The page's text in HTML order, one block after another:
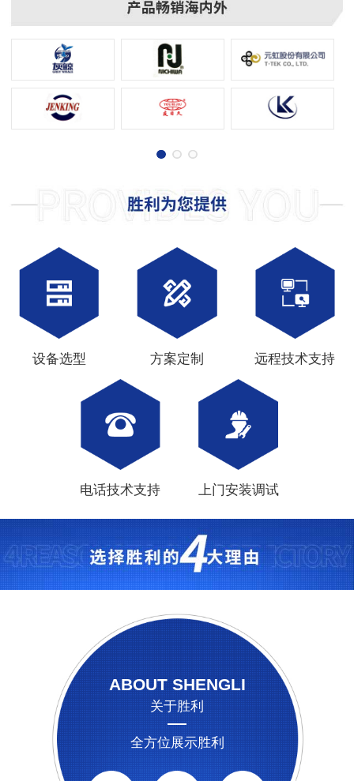
设备选型 方案定制 远程技术支持
电话技术支持 上门安装调试
ABOUT SHENGLI
关于胜利
全方位展示胜利